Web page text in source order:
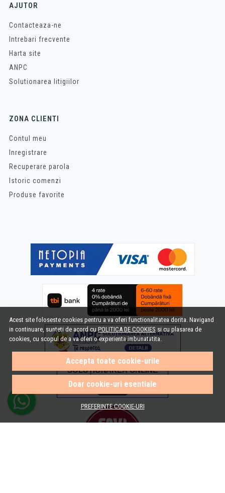
Acest site foloseste cookies pentru a va oferi functionalitatea dorita. Navigand
in continuare, sunteti de acord cuPOLITICA DE COOKIES si cu plasarea de
cookies, cu scopul de a va oferi o experienta imbunatatita.
Accepta toate cookie-urile
Doar cookie-uri esentiale
PREFERINTE COOKIE-URI
AJUTOR
Contacteaza-ne
Intrebari frecvente
Harta site
ANPC
Solutionarea litigiilor
ZONA CLIENTI
Contul meu
Inregistrare
Recuperare parola
Istoric comenzi
Produse favorite